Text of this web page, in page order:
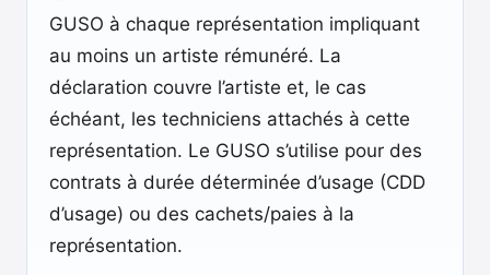
GUSO à chaque représentation impliquant
au moins un artiste rémunéré. La
déclaration couvre l’artiste et, le cas
échéant, les techniciens attachés à cette
représentation. Le GUSO s’utilise pour des
contrats à durée déterminée d’usage (CDD
d’usage) ou des cachets/paies à la
représentation.